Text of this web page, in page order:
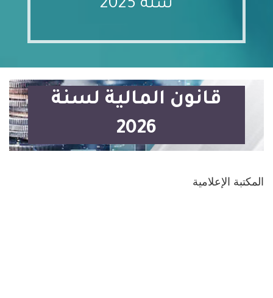
سنة 2025
قانون المالية لسنة
2026
المكتبة الإعلامية